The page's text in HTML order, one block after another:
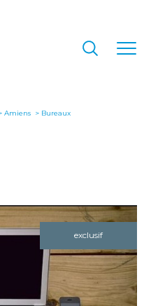
Amiens bureaux
exclusif